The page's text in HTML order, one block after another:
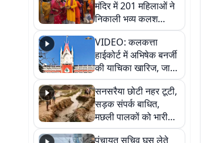
मंदिर में 201 महिलाओं ने
निकाली भव्य कलश
शोभायात्रा, शिवलिंग
प्राण-प्रतिष्ठा महोत्सव
शुरू
VIDEO: कलकत्ता
हाईकोर्ट में अभिषेक बनर्जी
की याचिका खारिज, जानें
क्या है पूरा मामला
सनसरैया छोटी नहर टूटी,
सड़क संपर्क बाधित,
मछली पालकों को भारी
नुकसान
पंचायत सचिव घूस लेते